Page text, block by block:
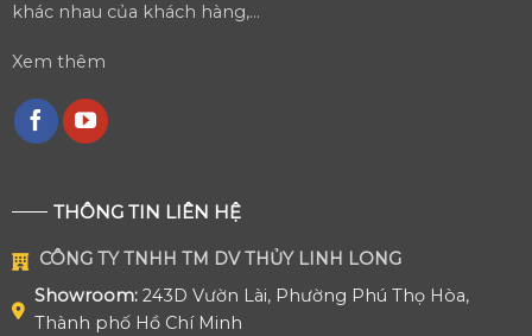
khác nhau của khách hàng,...
Xem thêm
THÔNG TIN LIÊN HỆ
CÔNG TY TNHH TM DV THỦY LINH LONG
Showroom: 243D Vườn Lài, Phường Phú Thọ Hòa,
Thành phố Hồ Chí Minh